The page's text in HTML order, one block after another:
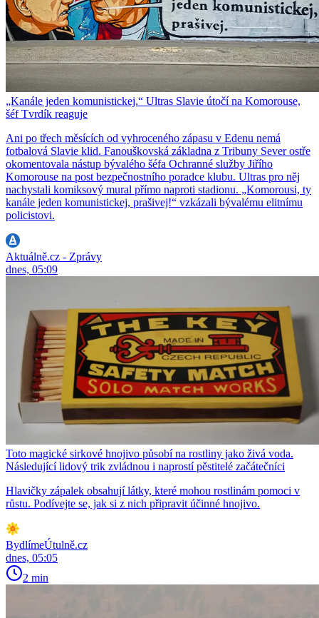
„Kanále jeden komunistickej.“ Ultras Slavie útočí na Komorouse,
šéf Tvrdík reaguje
Ani po třech měsících od vyhroceného zápasu v Edenu nemá
fotbalová Slavie klid. Fanouškovská základna z Tribuny Sever ostře
okomentovala nástup bývalého šéfa Ochranné služby Jiřího
Komorouse na post bezpečnostního poradce klubu. Ultras pro něj
nachystali komiksový mural přímo naproti stadionu. „Komorousi, ty
kanále jeden komunistickej, prašivej!“ vzkázali bývalému elitnímu
policistovi.
Aktuálně.cz - Zprávy
dnes, 05:09
Toto magické sirkové hnojivo působí na rostliny jako živá voda.
Následující lidový trik zvládnou i naprostí pěstitelé začátečníci
Hlavičky zápalek obsahují látky, které mohou rostlinám pomoci v
růstu. Podívejte se, jak si z nich připravit účinné hnojivo.
BydlímeÚtulně.cz
dnes, 05:05
2 min